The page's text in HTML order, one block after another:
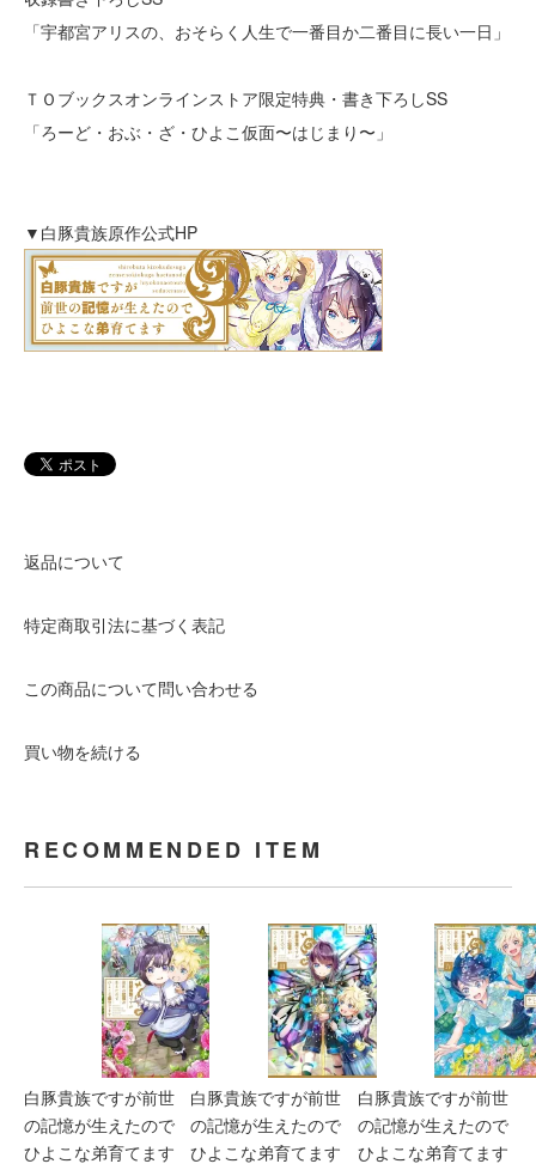
「宇都宮アリスの、おそらく人生で一番目か二番目に長い一日」
ＴＯブックスオンラインストア限定特典・書き下ろしSS
「ろーど・おぶ・ざ・ひよこ仮面〜はじまり〜」
▼白豚貴族原作公式HP
返品について
特定商取引法に基づく表記
この商品について問い合わせる
買い物を続ける
RECOMMENDED ITEM
白豚貴族ですが前世
の記憶が生えたので
ひよこな弟育てます
白豚貴族ですが前世
の記憶が生えたので
ひよこな弟育てます
白豚貴族ですが前世
の記憶が生えたので
ひよこな弟育てます